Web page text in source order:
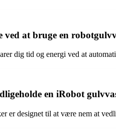
ved at bruge en
dig tid og energi ved at
en iRobot
er designet til at være nem at